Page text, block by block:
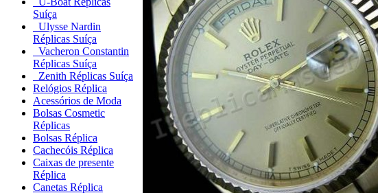
Suíça
Ulysse Nardin
Réplicas Suíça
Vacheron Constantin
Réplicas Suíça
Zenith Réplicas Suíça
Relógios Réplica
Acessórios de Moda
Bolsas Cosmetic
Réplicas
Bolsas Réplica
Cachecóis Réplica
Caixas de presente
Réplica
Canetas Réplica